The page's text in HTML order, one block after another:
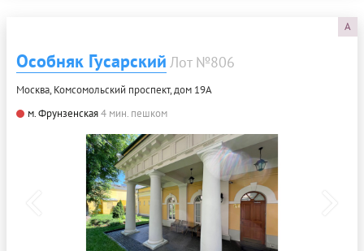
A
Особняк Гусарский Лот №806
Москва, Комсомольский проспект, дом 19А
м. Фрунзенская4 мин. пешком